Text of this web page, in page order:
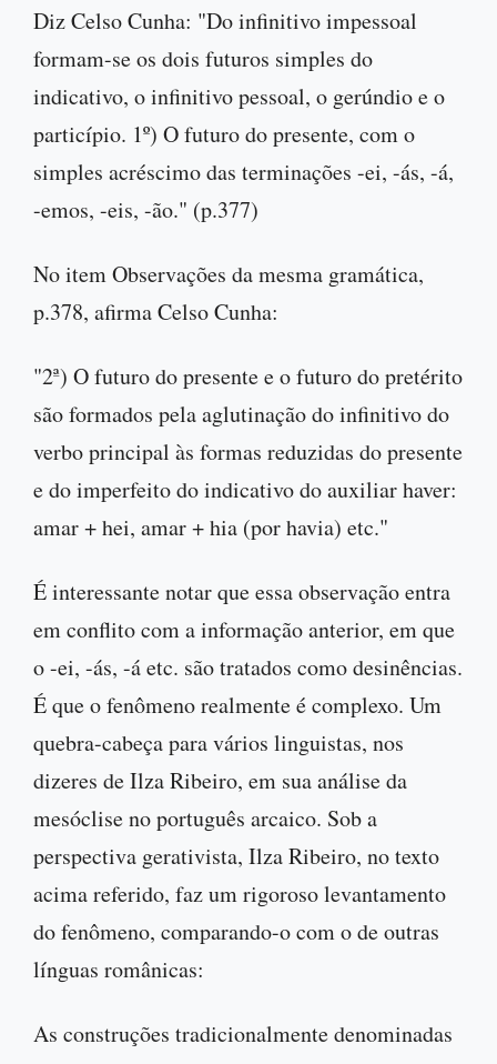
Diz Celso Cunha: "Do infinitivo impessoal
formam-se os dois futuros simples do
indicativo, o infinitivo pessoal, o gerúndio e o
particípio. 1º) O futuro do presente, com o
simples acréscimo das terminações -ei, -ás, -á,
-emos, -eis, -ão." (p.377)
No item Observações da mesma gramática,
p.378, afirma Celso Cunha:
"2ª) O futuro do presente e o futuro do pretérito
são formados pela aglutinação do infinitivo do
verbo principal às formas reduzidas do presente
e do imperfeito do indicativo do auxiliar haver:
amar + hei, amar + hia (por havia) etc."
É interessante notar que essa observação entra
em conflito com a informação anterior, em que
o -ei, -ás, -á etc. são tratados como desinências.
É que o fenômeno realmente é complexo. Um
quebra-cabeça para vários linguistas, nos
dizeres de Ilza Ribeiro, em sua análise da
mesóclise no português arcaico. Sob a
perspectiva gerativista, Ilza Ribeiro, no texto
acima referido, faz um rigoroso levantamento
do fenômeno, comparando-o com o de outras
línguas românicas:
As construções tradicionalmente denominadas